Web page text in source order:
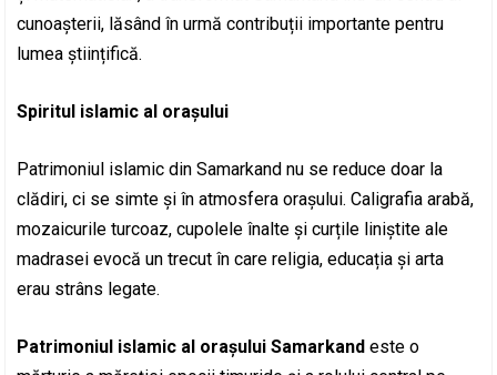
cunoașterii, lăsând în urmă contribuții importante pentru
lumea științifică.
Spiritul islamic al orașului
Patrimoniul islamic din Samarkand nu se reduce doar la
clădiri, ci se simte și în atmosfera orașului. Caligrafia arabă,
mozaicurile turcoaz, cupolele înalte și curțile liniștite ale
madrasei evocă un trecut în care religia, educația și arta
erau strâns legate.
Patrimoniul islamic al orașului Samarkand este o